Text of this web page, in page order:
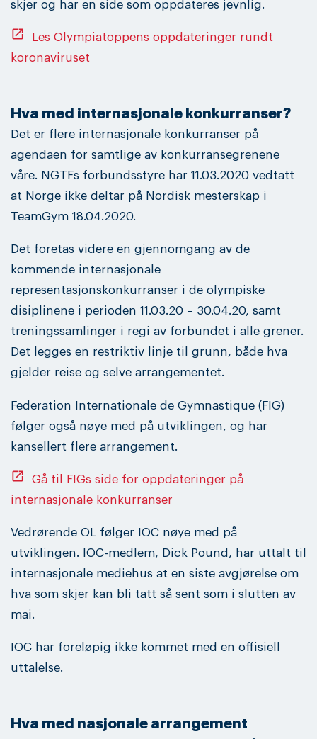
skjer og har en side som oppdateres jevnlig.
open_in_new
Les Olympiatoppens oppdateringer rundt
koronaviruset
Hva med internasjonale konkurranser?
Det er flere internasjonale konkurranser på
agendaen for samtlige av konkurransegrenene
våre. NGTFs forbundsstyre har 11.03.2020 vedtatt
at Norge ikke deltar på Nordisk mesterskap i
TeamGym 18.04.2020.
Det foretas videre en gjennomgang av de
kommende internasjonale
representasjonskonkurranser i de olympiske
disiplinene i perioden 11.03.20 – 30.04.20, samt
treningssamlinger i regi av forbundet i alle grener.
Det legges en restriktiv linje til grunn, både hva
gjelder reise og selve arrangementet.
Federation Internationale de Gymnastique (FIG)
følger også nøye med på utviklingen, og har
kansellert flere arrangement.
open_in_new
Gå til FIGs side for oppdateringer på
internasjonale konkurranser
Vedrørende OL følger IOC nøye med på
utviklingen. IOC-medlem, Dick Pound, har uttalt til
internasjonale mediehus at en siste avgjørelse om
hva som skjer kan bli tatt så sent som i slutten av
mai.
IOC har foreløpig ikke kommet med en offisiell
uttalelse.
Hva med nasjonale arrangement